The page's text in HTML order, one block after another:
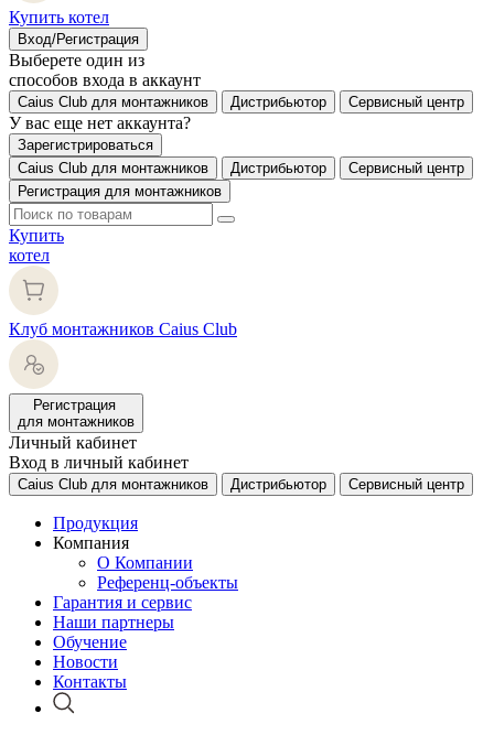
Купить котел
Вход/Регистрация
Выберете один из
способов входа в аккаунт
Caius Club для монтажников Дистрибьютор Сервисный центр
У вас еще нет аккаунта?
Зарегистрироваться
Caius Club для монтажников
Дистрибьютор
Сервисный центр
Регистрация для монтажников
Купить
котел
Клуб монтажников Caius Club
Регистрация
для монтажников
Личный кабинет
Вход в личный кабинет
Caius Club для монтажников Дистрибьютор Сервисный центр
Продукция
Компания
О Компании
Референц-объекты
Гарантия и сервис
Наши партнеры
Обучение
Новости
Контакты